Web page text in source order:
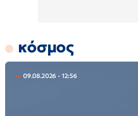
κόσμος
09.08.2026 - 12:56